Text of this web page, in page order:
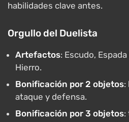
habilidades clave antes.
Orgullo del Duelista
Artefactos: Escudo,
Hierro.
Bonificación por 2 objetos:
ataque y defensa.
Bonificación por 3 objetos: